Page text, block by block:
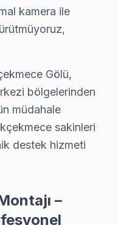
— fiyat
Servis Rehberi
Onarım Notları
arızasında her
platform sorunlarında
Toshiba ortak
Teknolojisi
TV İşlemci Mimarisi
işlemcisi bu
kamera ile
Gölü,
bölgelerinden
müdahale
sakinleri
destek hizmeti
–